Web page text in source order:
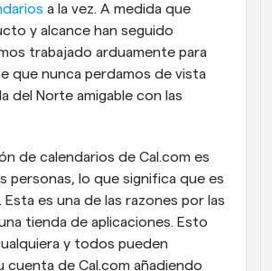
a la vez. A medida que
y alcance han seguido
trabajado arduamente para
que nunca perdamos de vista
del Norte amigable con las
de calendarios de Cal.com es
personas, lo que significa que es
Esta es una de las razones por las
tienda de aplicaciones. Esto
y todos pueden